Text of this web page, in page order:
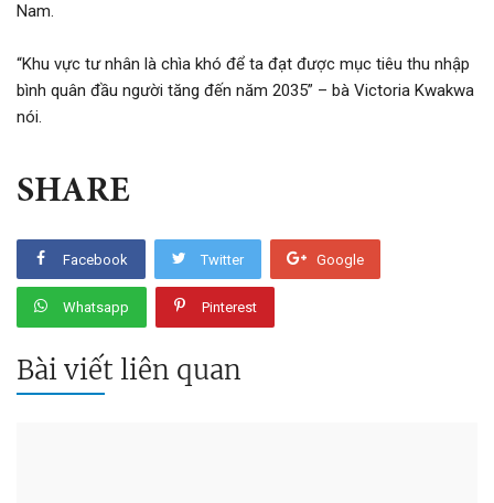
Nam.
“Khu vực tư nhân là chìa khó để ta đạt được mục tiêu thu nhập
bình quân đầu người tăng đến năm 2035” – bà Victoria Kwakwa
nói.
SHARE
Facebook Twitter Google
Whatsapp Pinterest
Bài viết liên quan